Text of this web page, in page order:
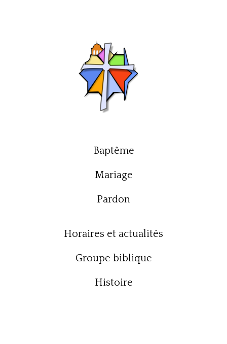
Baptême
Mariage
Pardon
Horaires et actualités
Groupe biblique
Histoire